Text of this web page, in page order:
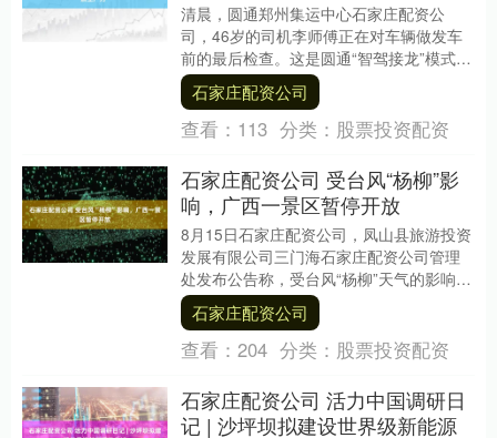
清晨，圆通郑州集运中心石家庄配资公
司，46岁的司机李师傅正在对车辆做发车
前的最后检查。这是圆通“智驾接龙”模式中
投入运营的第100台智能重卡，今天它将执
行“郑州....
石家庄配资公司
查看： 113 分类： 股票投资配资
石家庄配资公司 受台风“杨柳”影
响，广西一景区暂停开放
8月15日石家庄配资公司，凤山县旅游投资
发展有限公司三门海石家庄配资公司管理
处发布公告称，受台风“杨柳”天气的影响，
目前三门海景区水位迅速上涨，为保障游
客游览的....
石家庄配资公司
查看： 204 分类： 股票投资配资
石家庄配资公司 活力中国调研日
记 | 沙坪坝拟建设世界级新能源